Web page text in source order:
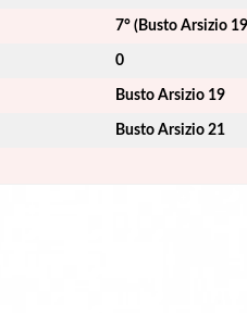
7° (Busto Arsizio
0
Busto Arsizio 19
Busto Arsizio 21